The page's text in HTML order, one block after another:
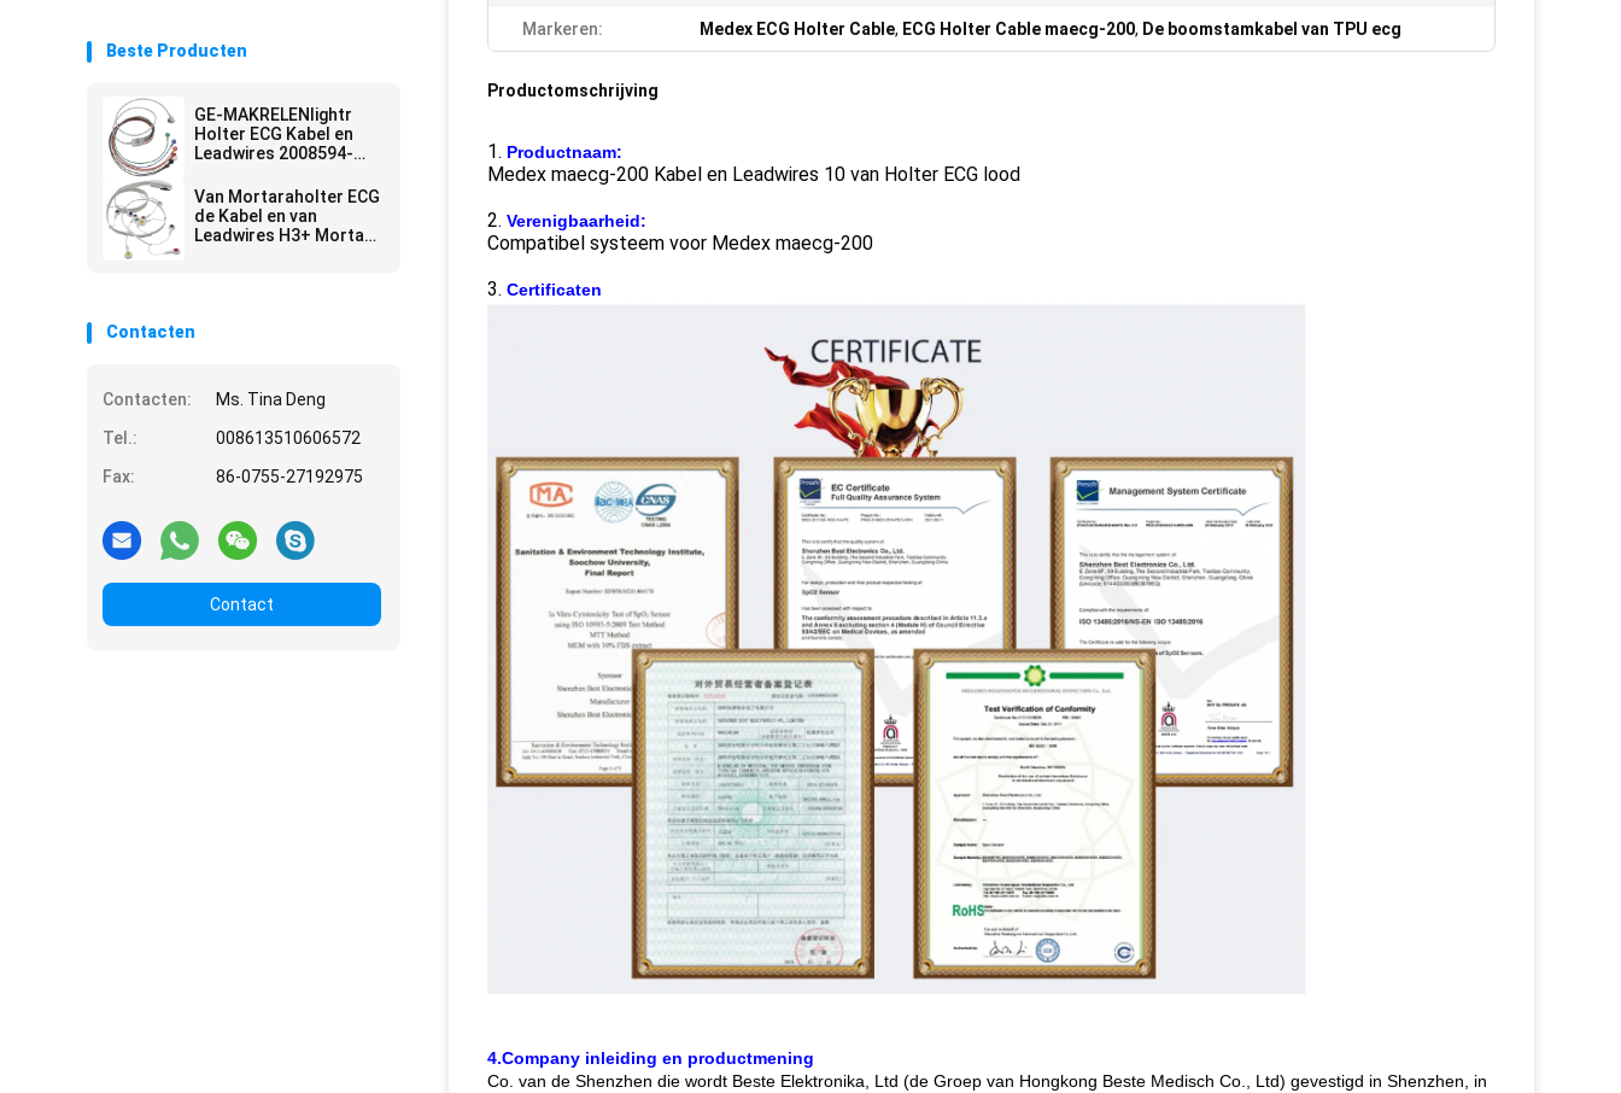
Beste Producten
GE-MAKRELENlightr
Holter ECG Kabel en
Leadwires 2008594-
Van Mortaraholter ECG
de Kabel en van
Leadwires H3+ Mortara
Contacten
Contacten:
Ms. Tina Deng
Tel.:
008613510606572
Fax:
86-0755-27192975
Contact
Markeren: Medex ECG Holter Cable, ECG Holter Cable maecg-200, De boomstamkabel van TPU ecg
Productomschrijving
1. Productnaam:
Medex maecg-200 Kabel en Leadwires 10 van Holter ECG lood
2. Verenigbaarheid:
Compatibel systeem voor Medex maecg-200
3. Certificaten
4.Company inleiding en productmening
Co. van de Shenzhen die wordt Beste Elektronika, Ltd (de Groep van Hongkong Beste Medisch Co., Ltd) gevestigd in Shenzhen, in